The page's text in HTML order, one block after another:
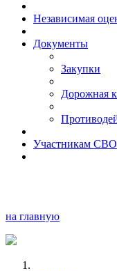
Независимая
Документы
Закупки
Дорожная
Участникам СВО
на главную